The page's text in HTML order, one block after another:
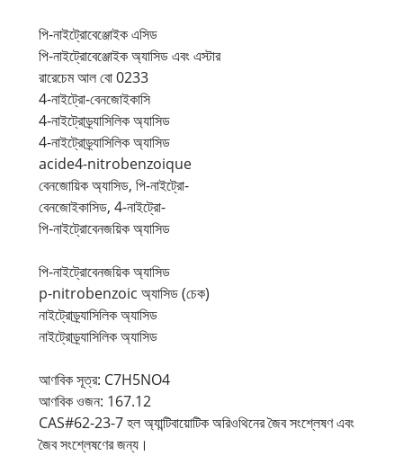
পি-নাইট্রোবেঞ্জোইক এসিড
পি-নাইট্রোবেঞ্জোইক অ্যাসিড এবং এস্টার
রারেচেম আল বো 0233
4-নাইট্রো-বেনজোইকাসি
4-নাইট্রোড্র্যাসিলিক অ্যাসিড
4-নাইট্রোড্র্যাসিলিক অ্যাসিড
acide4-nitrobenzoique
বেনজোয়িক অ্যাসিড, পি-নাইট্রো-
বেনজোইকাসিড, 4-নাইট্রো-
পি-নাইট্রোবেনজয়িক অ্যাসিড
পি-নাইট্রোবেনজয়িক অ্যাসিড
p-nitrobenzoic অ্যাসিড (চেক)
নাইট্রোড্র্যাসিলিক অ্যাসিড
নাইট্রোড্র্যাসিলিক অ্যাসিড
আণবিক সূত্র: C7H5NO4
আণবিক ওজন: 167.12
CAS#62-23-7 হল অ্যান্টিবায়োটিক অরিওথিনের জৈব সংশ্লেষণ এবং
জৈব সংশ্লেষণের জন্য।